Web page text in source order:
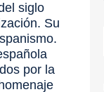
siglo
Su
por la